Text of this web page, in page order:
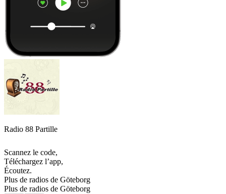
Radio 88 Partille
Scannez le code,
Téléchargez l’app,
Écoutez.
Plus de radios de Göteborg
Plus de radios de Göteborg